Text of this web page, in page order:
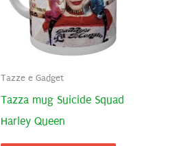
Tazze e Gadget
Tazza mug Suicide Squad
Harley Queen